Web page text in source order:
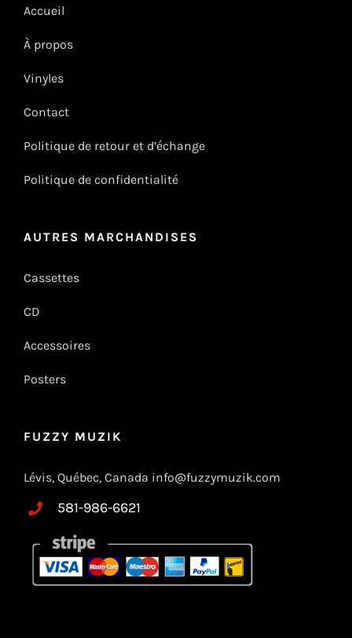
Accueil
À propos
Vinyles
Contact
Politique de retour et d’échange
Politique de confidentialité
AUTRES MARCHANDISES
Cassettes
CD
Accessoires
Posters
FUZZY MUZIK
Lévis, Québec, Canada info@fuzzymuzik.com
581-986-6621